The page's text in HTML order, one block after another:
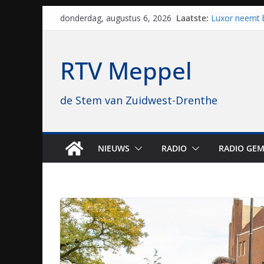
donderdag, augustus 6, 2026 Laatste: Luxor neemt
van vissport:
regio is goed
Al dertig jaar
RTV Meppel
de Stem van Zuidwest-Drenthe
NIEUWS RADIO RADIO